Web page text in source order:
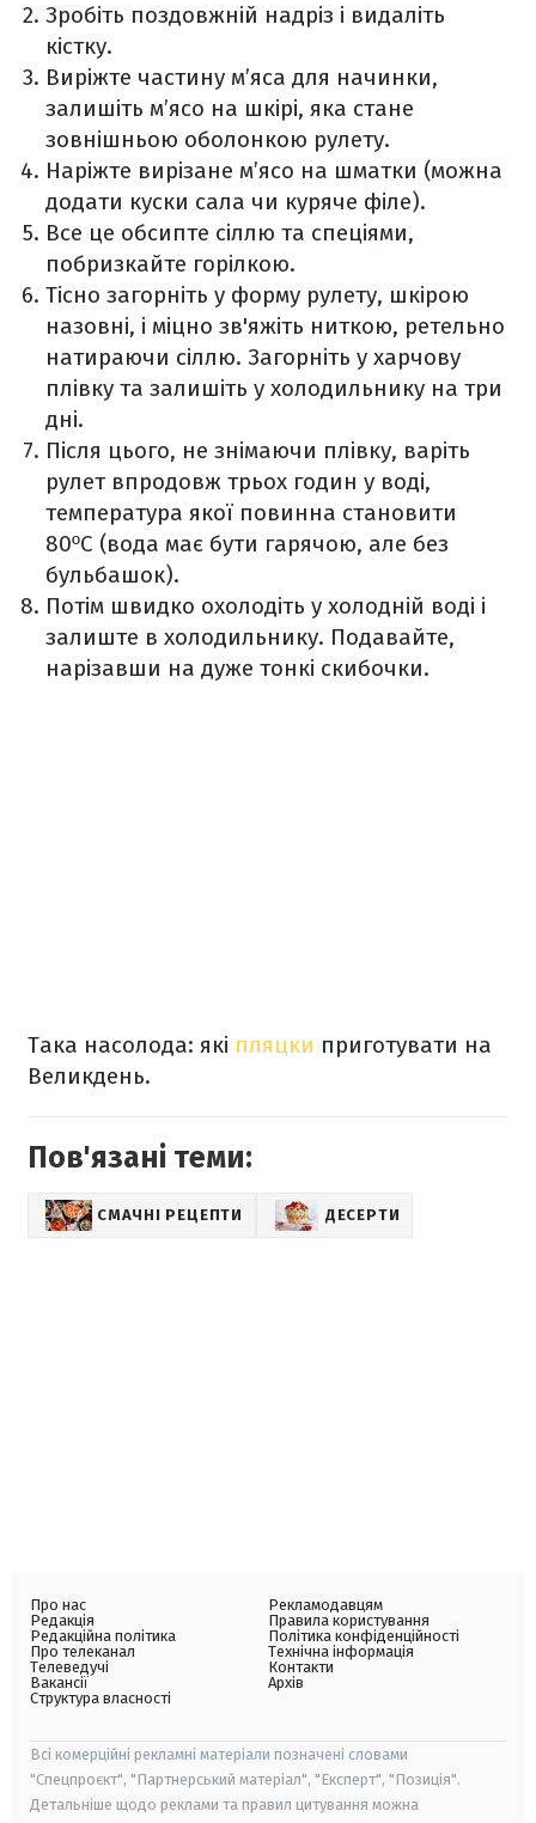
Зробіть поздовжній надріз і видаліть
кістку.
Виріжте частину м’яса для начинки,
залишіть м’ясо на шкірі, яка стане
зовнішньою оболонкою рулету.
Наріжте вирізане м’ясо на шматки (можна
додати куски сала чи куряче філе).
Все це обсипте сіллю та спеціями,
побризкайте горілкою.
Тісно загорніть у форму рулету, шкірою
назовні, і міцно зв'яжіть ниткою, ретельно
натираючи сіллю. Загорніть у харчову
плівку та залишіть у холодильнику на три
дні.
Після цього, не знімаючи плівку, варіть
рулет впродовж трьох годин у воді,
температура якої повинна становити
80ºC (вода має бути гарячою, але без
бульбашок).
Потім швидко охолодіть у холодній воді і
залиште в холодильнику. Подавайте,
нарізавши на дуже тонкі скибочки.
Така насолода: які пляцки приготувати на
Великдень.
Пов'язані теми:
СМАЧНІ РЕЦЕПТИ ДЕСЕРТИ
Про нас
Редакція
Редакційна політика
Про телеканал
Телеведучі
Вакансії
Структура власності
Рекламодавцям
Правила користування
Політика конфіденційності
Технічна інформація
Контакти
Архів
Всі комерційні рекламні матеріали позначені словами
"Спецпроєкт", "Партнерський матеріал", "Експерт", "Позиція".
Детальніше щодо реклами та правил цитування можна